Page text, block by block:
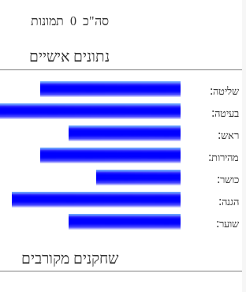
סה"כ 0 תמונות
נתונים אישיים
שליטה:
בעיטה:
ראש:
מהירות:
כושר:
הגנה:
שוער:
שחקנים מקורבים